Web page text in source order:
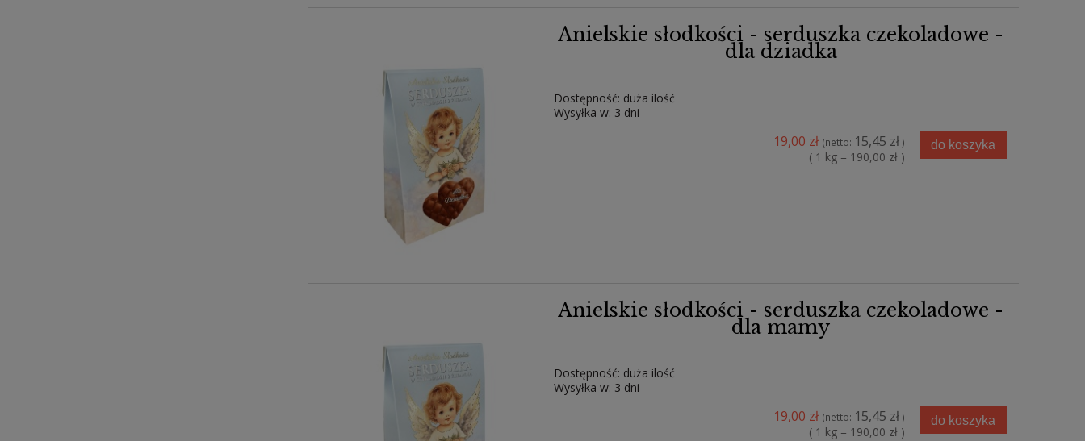
Anielskie słodkości - serduszka czekoladowe -
dla dziadka
Dostępność: duża ilość
Wysyłka w: 3 dni
19,00 zł (netto: 15,45 zł)
( 1 kg = 190,00 zł )
do koszyka
Anielskie słodkości - serduszka czekoladowe -
dla mamy
Dostępność: duża ilość
Wysyłka w: 3 dni
19,00 zł (netto: 15,45 zł)
( 1 kg = 190,00 zł )
do koszyka